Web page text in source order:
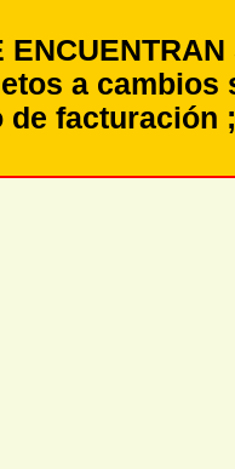
a